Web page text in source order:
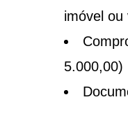
imóvel ou
5.000,00)